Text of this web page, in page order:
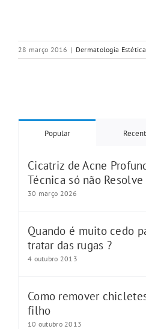
28 março 2016 | Dermatologia Estética
Popular Recent
Cicatriz de Acne
Técnica só não Resolve
30 março 2026
Quando é muito cedo
tratar das rugas ?
4 outubro 2013
Como remover
filho
10 outubro 2013